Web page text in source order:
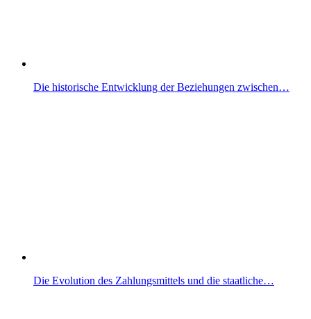
Die historische Entwicklung der Beziehungen zwischen…
Die Evolution des Zahlungsmittels und die staatliche…